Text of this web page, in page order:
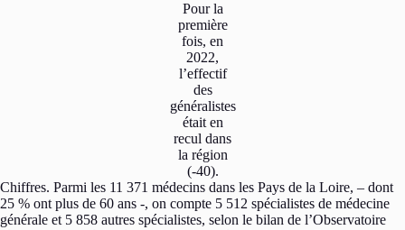
Pour la
première
fois, en
2022,
l’effectif
des
généralistes
était en
recul dans
la région
(-40).
Chiffres. Parmi les 11 371 médecins dans les Pays de la Loire, – dont
25 % ont plus de 60 ans -, on compte 5 512 spécialistes de médecine
générale et 5 858 autres spécialistes, selon le bilan de l’Observatoire